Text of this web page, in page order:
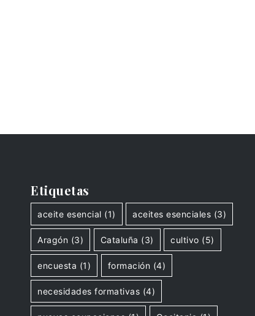
Etiquetas
aceite esencial (1) aceites esenciales (3)
Aragón (3) Cataluña (3) cultivo (5)
encuesta (1) formación (4)
necesidades formativas (4)